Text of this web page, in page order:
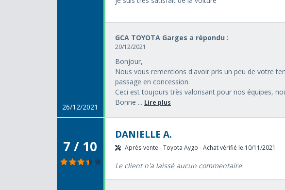
26/12/2021
GCA TOYOTA Garges a répondu :
20/12/2021
Bonjour,
Nous vous remercions d'avoir pris un peu de votre
passage en concession.
Ceci est toujours très valorisant pour nos équipes,
Bonne ... Lire plus
7 / 10
DANIELLE A.
Après-vente - Toyota Aygo - Achat vérifié le 10/11/2021
Le client n'a laissé aucun commentaire